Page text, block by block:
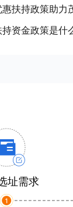
扶持政策助力
资金政策是什
址需求